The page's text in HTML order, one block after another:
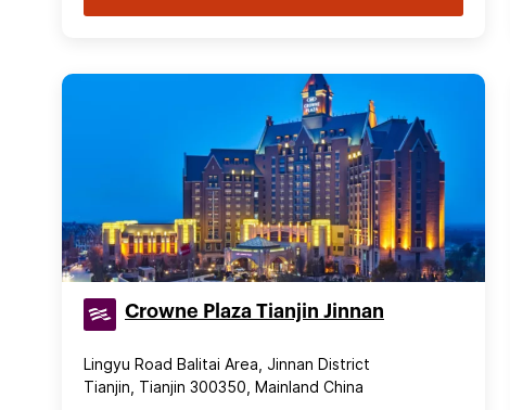
Crowne Plaza Tianjin Jinnan
Lingyu Road Balitai Area, Jinnan District
Tianjin, Tianjin 300350, Mainland China